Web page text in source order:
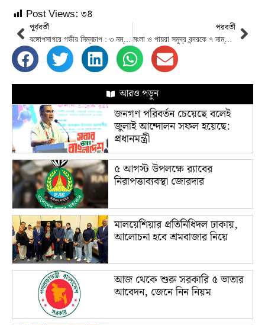
Post Views:৩৪
পূর্ববর্তী
বঙ্গোপসাগরে গভীর নিম্নচাপ : ৩ নম্বর সতর্ক সংকেত
পরবর্তী
মংলা ও পায়রা সমুদ্র বন্দরকে ৭ নাম্বার এবং চট্টগ্রাম ও কক্সবাজারে ৬ নাম্বার বিপদ সংকেত
আরও পড়ুন
জনগণ পরিবর্তন চেয়েছে বলেই
জুলাই আন্দোলন সফল হয়েছে:
প্রধানমন্ত্রী
৫ আগস্ট উপলক্ষে র‌্যাবের
নিরাপত্তাব্যবস্থা জোরদার
মালয়েশিয়ার প্রতিনিধিদল ঢাকায়,
আলোচনা হবে শ্রমবাজার নিয়ে
আজ থেকে শুরু সরকারি ৫ ভাতার
আবেদন, জেনে নিন নিয়ম